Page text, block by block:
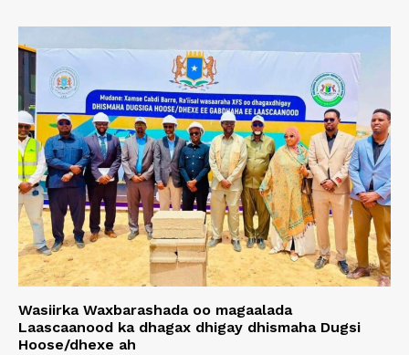
Wasiirka Waxbarashada oo magaalada
Laascaanood ka dhagax dhigay dhismaha Dugsi
Hoose/dhexe ah